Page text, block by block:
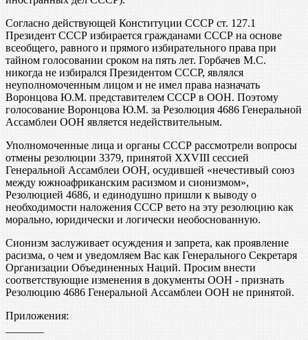
Согласно действующей Конституции СССР ст. 127.1
Президент СССР избирается гражданами СССР на основе
всеобщего, равного и прямого избирательного права при
тайном голосовании сроком на пять лет. Горбачев М.С.
никогда не избирался Президентом СССР, являлся
неуполномоченным лицом и не имел права назначать
Воронцова Ю.М. представителем СССР в ООН. Поэтому
голосование Воронцова Ю.М. за Резолюция 4686 Генеральной
Ассамблеи ООН является недействительным.
Уполномоченные лица и органы СССР рассмотрели вопросы
отмены резолюции 3379, принятой XXVIII сессией
Генеральной Ассамблеи ООН, осудившей «нечестивый союз
между южноафриканским расизмом и сионизмом»,
Резолюцией 4686, и единодушно пришли к выводу о
необходимости наложения СССР вето на эту резолюцию как
морально, юридически и логически необоснованную.
Сионизм заслуживает осуждения и запрета, как проявление
расизма, о чем и уведомляем Вас как Генерального Секретаря
Организации Объединенных Наций. Просим внести
соответствующие изменения в документы ООН - признать
Резолюцию 4686 Генеральной Ассамблеи ООН не принятой.
Приложения: